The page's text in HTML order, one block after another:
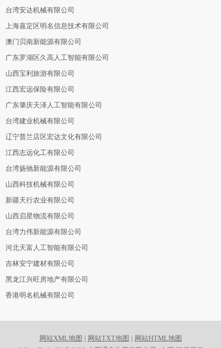
台湾安达机械有限公司
上海嘉定区明名信息技术有限公司
澳门贝南新能源有限公司
广东罗湖区久高人工智能有限公司
山西宝利旅游有限公司
江西宏远保险有限公司
广东肇庆天泽人工智能有限公司
台湾建业机械有限公司
辽宁普兰店区宏达文化有限公司
江西志远化工有限公司
台湾扬驰新能源有限公司
山西科技机械有限公司
新疆天行农业有限公司
山西启星物流有限公司
台湾力伟新能源有限公司
河北天富人工智能有限公司
吉林安宁建材有限公司
黑龙江兴旺房地产有限公司
香港明名机械有限公司
网站XML地图 网站TXT地图
网站HTML地图